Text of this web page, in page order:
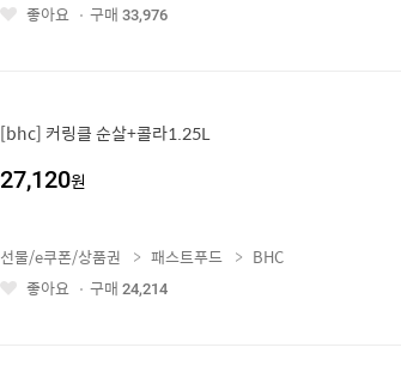
좋 좋아요
구매 33,976
[bhc] 커링클 순살+콜라1.25L
27,120원
좋
선물/e쿠폰/상품권 패스트푸드
BHC
좋아요
구매 24,214